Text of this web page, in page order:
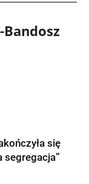
Bandosz
się
segregacja”